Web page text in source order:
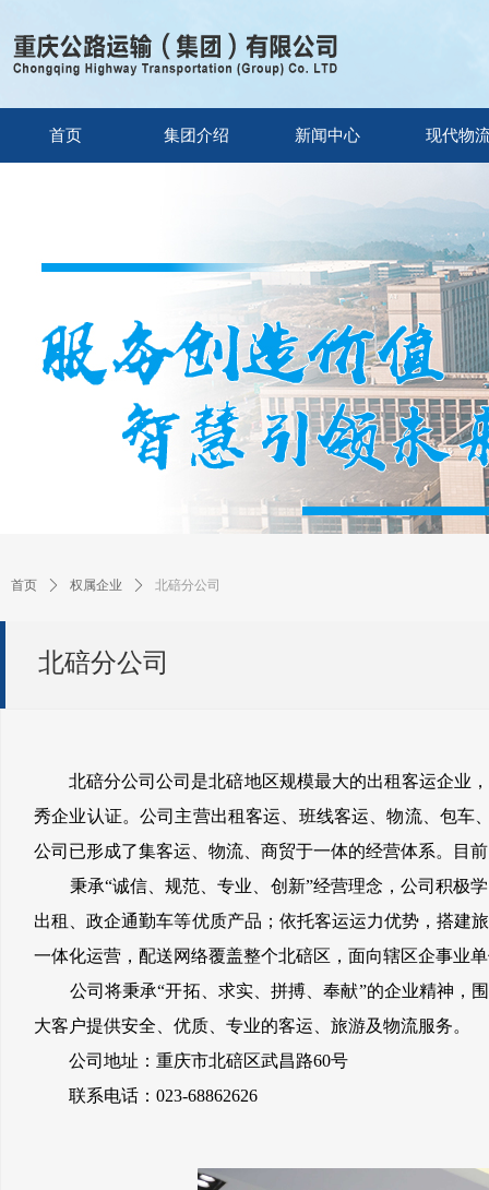
首页 集团介绍 新闻中心 现代物
北碚分公司
北碚分公司公司是北碚地区规模最大的出租客运企业，
秀企业认证。公司主营出租客运、班线客运、物流、包车
公司已形成了集客运、物流、商贸于一体的经营体系。目
秉承“诚信、规范、专业、创新”经营理念，公司积极学
出租、政企通勤车等优质产品；依托客运运力优势，搭建
一体化运营，配送网络覆盖整个北碚区，面向辖区企事业
公司将秉承“开拓、求实、拼搏、奉献”的企业精神，围
大客户提供安全、优质、专业的客运、旅游及物流服务。
公司地址：重庆市北碚区武昌路60号
联系电话：023-68862626
首页 ꄲ 权属企业 ꄲ 北碚分公司